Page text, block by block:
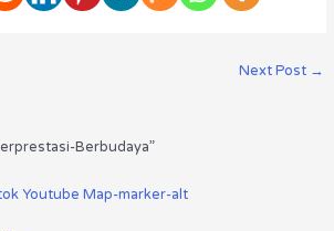
Next Post →
Berbudaya”
Youtube Map-marker-alt